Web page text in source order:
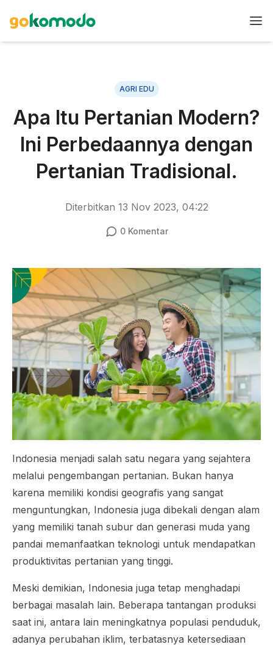
AGRI EDU
Apa Itu Pertanian Modern?
Ini Perbedaannya dengan
Pertanian Tradisional.
Diterbitkan 13 Nov 2023, 04:22
0Komentar
Indonesia menjadi salah satu negara yang sejahtera
melalui pengembangan pertanian. Bukan hanya
karena memiliki kondisi geografis yang sangat
menguntungkan, Indonesia juga dibekali dengan alam
yang memiliki tanah subur dan generasi muda yang
pandai memanfaatkan teknologi untuk mendapatkan
produktivitas pertanian yang tinggi.
Meski demikian, Indonesia juga tetap menghadapi
berbagai masalah lain. Beberapa tantangan produksi
saat ini, antara lain meningkatnya populasi penduduk,
adanya perubahan iklim, terbatasnya ketersediaan